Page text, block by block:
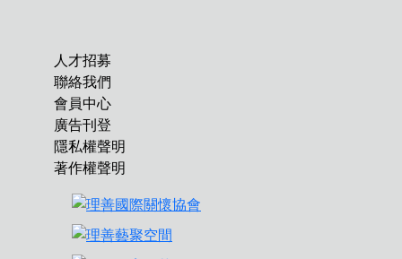
人才招募
聯絡我們
會員中心
廣告刊登
隱私權聲明
著作權聲明